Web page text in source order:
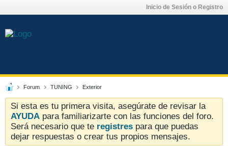
Inicio de Sesión o Registro
Forum TUNING Exterior
Si esta es tu primera visita, asegúrate de revisar la
AYUDA para familiarizarte con las funciones del foro.
Será necesario que te registres para que puedas
dejar respuestas o crear tus propios mensajes.